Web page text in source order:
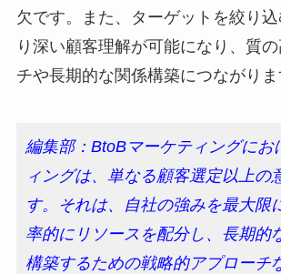
欠です。また、ターゲットを絞り
り深い顧客理解が可能になり、質
チや長期的な関係構築につながりま
編集部：BtoBマーケティングにお
ィングは、単なる顧客選定以上の
す。それは、自社の強みを最大限
率的にリソースを配分し、長期的
構築するための戦略的アプローチ